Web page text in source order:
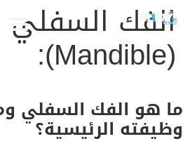
الفك السفلي
(Mandible):
ما هو الفك السفلي
وظيفته الرئيسية؟